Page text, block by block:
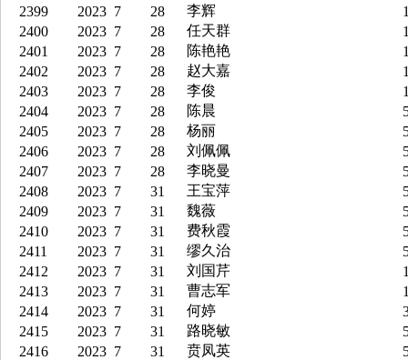
2399
2023 7 28 李辉
2400
2023 7 28 任天群
2401
2023 7 28 陈艳艳
2402
2023 7 28 赵大嘉
2403
2023 7 28 李俊
2404
2023 7 28 陈晨
2405
2023 7 28 杨丽
2406
2023 7 28 刘佩佩
2407
2023 7 28 李晓曼
2408
2023 7 31 王宝萍
2409
2023 7 31 魏薇
2410
2023 7 31 费秋霞
2411
2023 7 31 缪久治
2412
2023 7 31 刘国芹
2413
2023 7 31 曹志军
2414
2023 7 31 何婷
2415
2023 7 31 路晓敏
2416
2023 7 31 贲凤英